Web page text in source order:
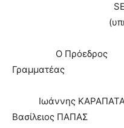
SERVO
(υπηρετώ δια
Ο
Γραμματέας
Ιωάννης
Βασίλειος ΠΑΠΑΣ